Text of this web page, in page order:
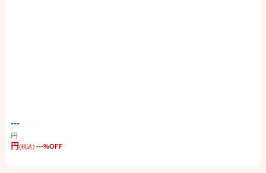
---
円
円(税込) ---%OFF